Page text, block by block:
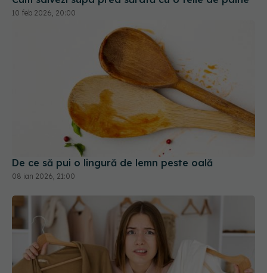
De ce să pui o lingură de lemn peste oală
08 ian 2026, 21:00